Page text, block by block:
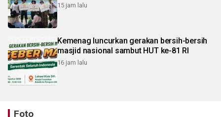
15 jam lalu
Kemenag luncurkan gerakan bersih-bersih
masjid nasional sambut HUT ke-81 RI
16 jam lalu
Foto